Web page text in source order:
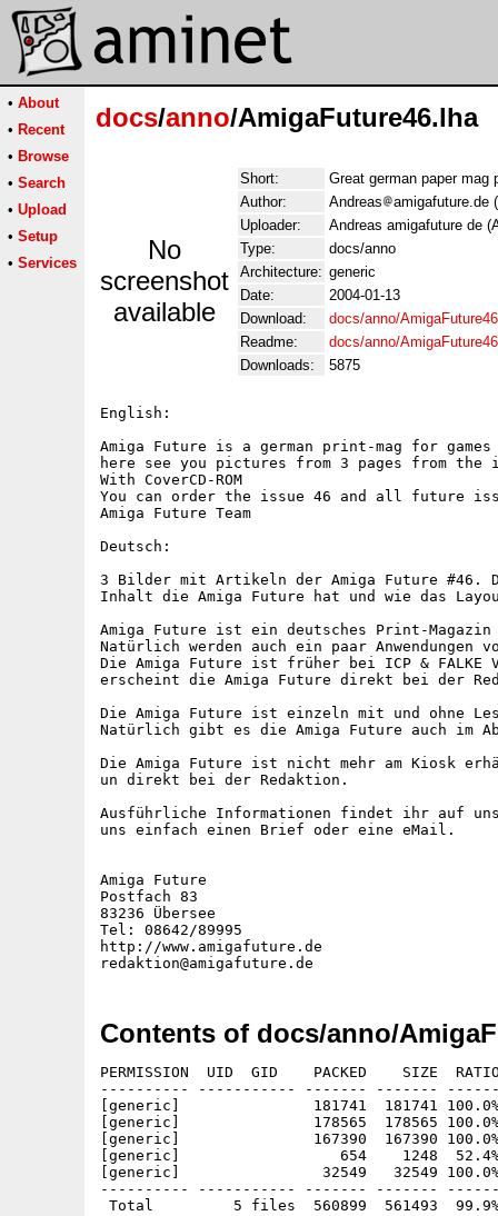
• About
• Recent
• Browse
• Search
• Upload
• Setup
• Services
docs/anno/AmigaFuture46.lha
No
screenshot
available
Short:
Great german paper mag
Author:
Andreas
amigafuture.de
Uploader:
Andreas amigafuture de
Type:
docs/anno
Architecture: generic
Date:
2004-01-13
Download:
docs/anno/
Readme:
docs/anno/
Downloads:
5875
English:
Amiga Future is a german print-mag for
here see you pictures from 3 pages from the
With CoverCD-ROM
You can order the issue 46 and all future
Amiga Future Team
Deutsch:
3 Bilder mit Artikeln der Amiga Future #46.
Inhalt die Amiga Future hat und wie das
Amiga Future ist ein deutsches Print-Magazin
Natürlich werden auch ein paar Anwendungen
Die Amiga Future ist früher bei ICP & FALKE
erscheint die Amiga Future direkt bei der
Die Amiga Future ist einzeln mit und ohne
Natürlich gibt es die Amiga Future auch im
Die Amiga Future ist nicht mehr am Kiosk
un direkt bei der Redaktion.
Ausführliche Informationen findet ihr auf
uns einfach einen Brief oder eine eMail.
Amiga Future
Postfach 83
83236 Übersee
Tel: 08642/89995
http://www.amigafuture.de
Contents of docs/anno/
PERMISSION  UID  GID    PACKED    SIZE
---------- ----------- ------- -------
[generic]               181741  181741 100.0%
[generic]               178565  178565 100.0%
[generic]               167390  167390
[generic]                  654    1248  52.4% -
[generic]                32549   32549 100.0%
---------- ----------- ------- -------